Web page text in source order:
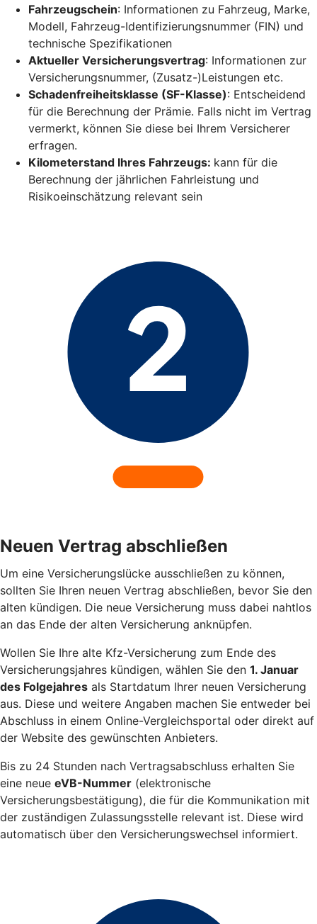
Fahrzeugschein: Informationen zu Fahrzeug, Marke,
Modell, Fahrzeug-Identifizierungsnummer (FIN) und
technische Spezifikationen
Aktueller Versicherungsvertrag: Informationen zur
Versicherungsnummer, (Zusatz-)Leistungen etc.
Schadenfreiheitsklasse (SF-Klasse): Entscheidend
für die Berechnung der Prämie. Falls nicht im Vertrag
vermerkt, können Sie diese bei Ihrem Versicherer
erfragen.
Kilometerstand Ihres Fahrzeugs: kann für die
Berechnung der jährlichen Fahrleistung und
Risikoeinschätzung relevant sein
Neuen Vertrag abschließen
Um eine Versicherungslücke ausschließen zu können,
sollten Sie Ihren neuen Vertrag abschließen, bevor Sie den
alten kündigen. Die neue Versicherung muss dabei nahtlos
an das Ende der alten Versicherung anknüpfen.
Wollen Sie Ihre alte Kfz-Versicherung zum Ende des
Versicherungsjahres kündigen, wählen Sie den 1. Januar
des Folgejahres als Startdatum Ihrer neuen Versicherung
aus. Diese und weitere Angaben machen Sie entweder bei
Abschluss in einem Online-Vergleichsportal oder direkt auf
der Website des gewünschten Anbieters.
Bis zu 24 Stunden nach Vertragsabschluss erhalten Sie
eine neue eVB-Nummer (elektronische
Versicherungsbestätigung), die für die Kommunikation mit
der zuständigen Zulassungsstelle relevant ist. Diese wird
automatisch über den Versicherungswechsel informiert.